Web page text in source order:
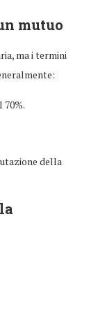
mutuo
ma i termini
70%.
della